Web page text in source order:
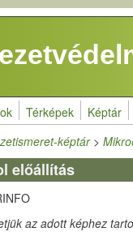
Térképek Képtár
képtár>
előállítás
az adott képhez